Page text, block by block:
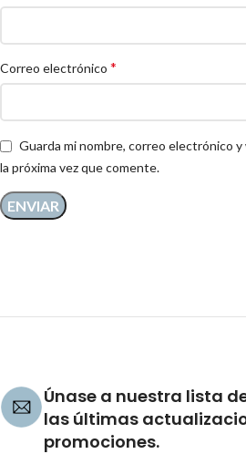
Correo electrónico *
Guarda mi nombre, correo electrónico
la próxima vez que comente.
Únase a nuestra lista
las últimas
promociones.